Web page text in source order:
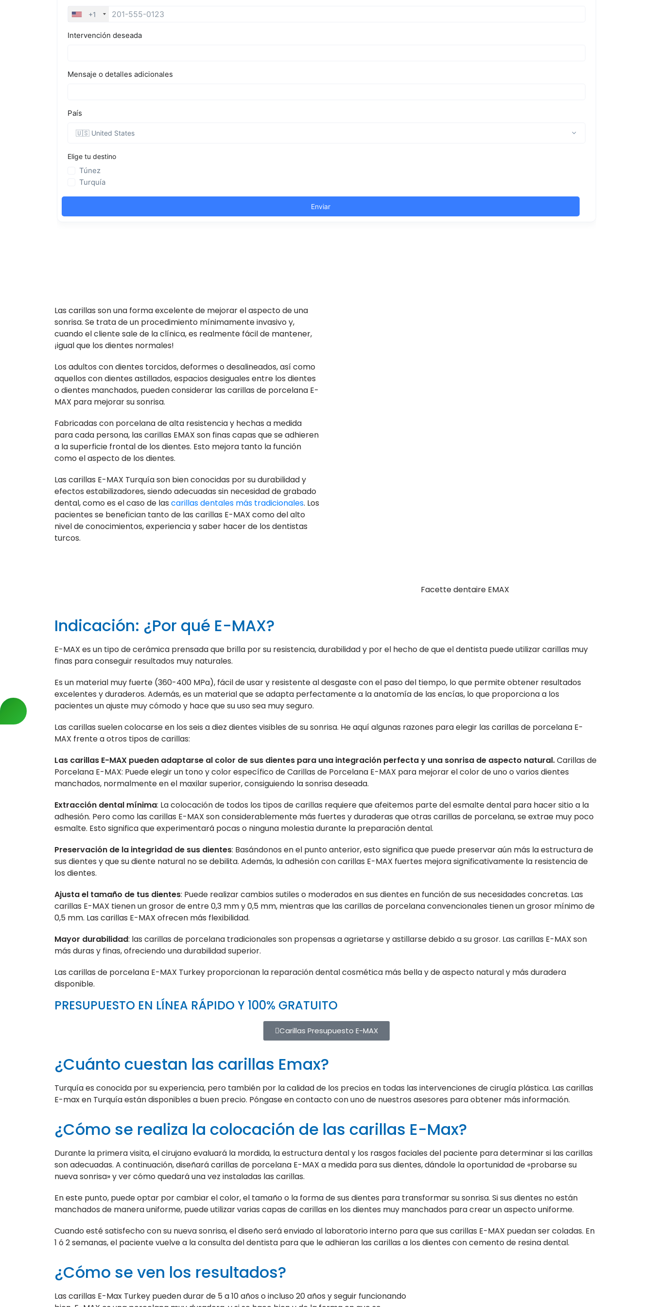
Las carillas son una forma excelente de mejorar el aspecto de una
sonrisa. Se trata de un procedimiento mínimamente invasivo y,
cuando el cliente sale de la clínica, es realmente fácil de mantener,
¡igual que los dientes normales!
Los adultos con dientes torcidos, deformes o desalineados, así como
aquellos con dientes astillados, espacios desiguales entre los dientes
o dientes manchados, pueden considerar las carillas de porcelana E-
MAX para mejorar su sonrisa.
Fabricadas con porcelana de alta resistencia y hechas a medida
para cada persona, las carillas EMAX son finas capas que se adhieren
a la superficie frontal de los dientes. Esto mejora tanto la función
como el aspecto de los dientes.
Las carillas E-MAX Turquía son bien conocidas por su durabilidad y
efectos estabilizadores, siendo adecuadas sin necesidad de grabado
dental, como es el caso de las carillas dentales más tradicionales. Los
pacientes se benefician tanto de las carillas E-MAX como del alto
nivel de conocimientos, experiencia y saber hacer de los dentistas
turcos.
Facette dentaire EMAX
Indicación: ¿Por qué E-MAX?
E-MAX es un tipo de cerámica prensada que brilla por su resistencia, durabilidad y por el hecho de que el dentista puede utilizar carillas muy
finas para conseguir resultados muy naturales.
Es un material muy fuerte (360-400 MPa), fácil de usar y resistente al desgaste con el paso del tiempo, lo que permite obtener resultados
excelentes y duraderos. Además, es un material que se adapta perfectamente a la anatomía de las encías, lo que proporciona a los
pacientes un ajuste muy cómodo y hace que su uso sea muy seguro.
Las carillas suelen colocarse en los seis a diez dientes visibles de su sonrisa. He aquí algunas razones para elegir las carillas de porcelana E-
MAX frente a otros tipos de carillas:
Las carillas E-MAX pueden adaptarse al color de sus dientes para una integración perfecta y una sonrisa de aspecto natural.Carillas de
Porcelana E-MAX: Puede elegir un tono y color específico de Carillas de Porcelana E-MAX para mejorar el color de uno o varios dientes
manchados, normalmente en el maxilar superior, consiguiendo la sonrisa deseada.
Extracción dental mínima: La colocación de todos los tipos de carillas requiere que afeitemos parte del esmalte dental para hacer sitio a la
adhesión. Pero como las carillas E-MAX son considerablemente más fuertes y duraderas que otras carillas de porcelana, se extrae muy poco
esmalte. Esto significa que experimentará pocas o ninguna molestia durante la preparación dental.
Preservación de la integridad de sus dientes: Basándonos en el punto anterior, esto significa que puede preservar aún más la estructura de
sus dientes y que su diente natural no se debilita. Además, la adhesión con carillas E-MAX fuertes mejora significativamente la resistencia de
los dientes.
Ajusta el tamaño de tus dientes: Puede realizar cambios sutiles o moderados en sus dientes en función de sus necesidades concretas. Las
carillas E-MAX tienen un grosor de entre 0,3 mm y 0,5 mm, mientras que las carillas de porcelana convencionales tienen un grosor mínimo de
0,5 mm. Las carillas E-MAX ofrecen más flexibilidad.
Mayor durabilidad: las carillas de porcelana tradicionales son propensas a agrietarse y astillarse debido a su grosor. Las carillas E-MAX son
más duras y finas, ofreciendo una durabilidad superior.
Las carillas de porcelana E-MAX Turkey proporcionan la reparación dental cosmética más bella y de aspecto natural y más duradera
disponible.
PRESUPUESTO EN LÍNEA RÁPIDO Y 100% GRATUITO
Carillas Presupuesto E-MAX
¿Cuánto cuestan las carillas Emax?
Turquía es conocida por su experiencia, pero también por la calidad de los precios en todas las intervenciones de cirugía plástica. Las carillas
E-max en Turquía están disponibles a buen precio. Póngase en contacto con uno de nuestros asesores para obtener más información.
¿Cómo se realiza la colocación de las carillas E-Max?
Durante la primera visita, el cirujano evaluará la mordida, la estructura dental y los rasgos faciales del paciente para determinar si las carillas
son adecuadas. A continuación, diseñará carillas de porcelana E-MAX a medida para sus dientes, dándole la oportunidad de «probarse su
nueva sonrisa» y ver cómo quedará una vez instaladas las carillas.
En este punto, puede optar por cambiar el color, el tamaño o la forma de sus dientes para transformar su sonrisa. Si sus dientes no están
manchados de manera uniforme, puede utilizar varias capas de carillas en los dientes muy manchados para crear un aspecto uniforme.
Cuando esté satisfecho con su nueva sonrisa, el diseño será enviado al laboratorio interno para que sus carillas E-MAX puedan ser coladas. En
1 ó 2 semanas, el paciente vuelve a la consulta del dentista para que le adhieran las carillas a los dientes con cemento de resina dental.
¿Cómo se ven los resultados?
Las carillas E-Max Turkey pueden durar de 5 a 10 años o incluso 20 años y seguir funcionando